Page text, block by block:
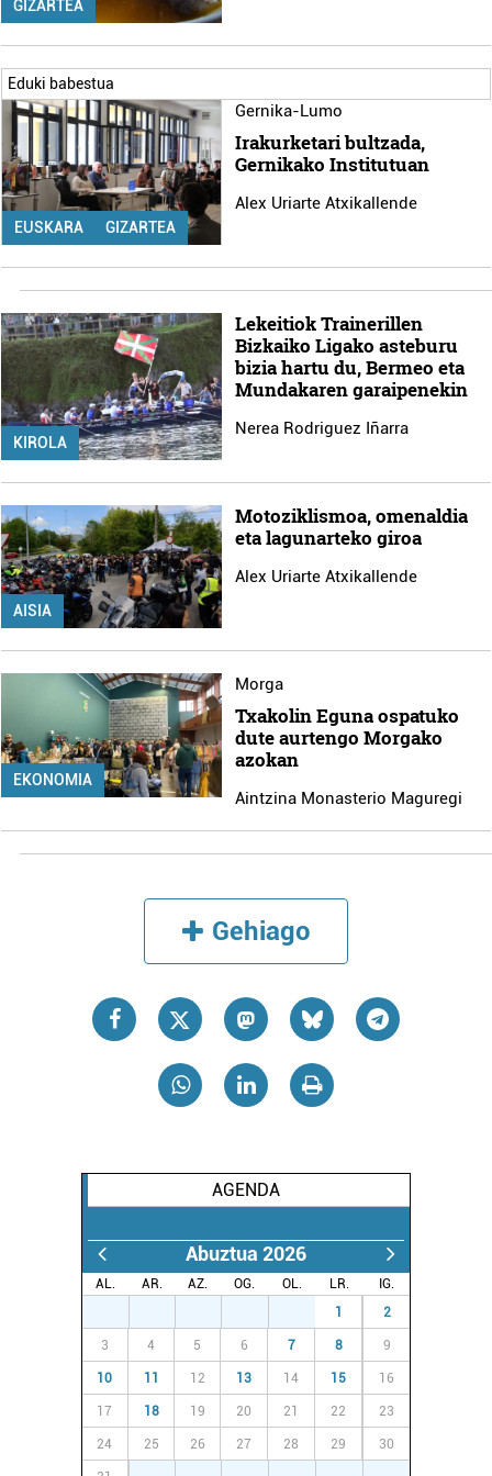
GIZARTEA
Eduki babestua
EUSKARA GIZARTEA
Gernika-Lumo
Irakurketari bultzada,
Gernikako Institutuan
Alex Uriarte Atxikallende
KIROLA
Lekeitiok Trainerillen
Bizkaiko Ligako asteburu
bizia hartu du, Bermeo eta
Mundakaren garaipenekin
Nerea Rodriguez Iñarra
AISIA
Motoziklismoa, omenaldia
eta lagunarteko giroa
Alex Uriarte Atxikallende
EKONOMIA
Morga
Txakolin Eguna ospatuko
dute aurtengo Morgako
azokan
Aintzina Monasterio Maguregi
Gehiago
AGENDA
Abuztua 2026
AL. AR. AZ. OG. OL. LR.
IG.
1 2
3 4 5 6 7 8 9
10 11 12 13 14 15 16
17 18 19 20 21 22 23
24 25 26 27 28 29 30